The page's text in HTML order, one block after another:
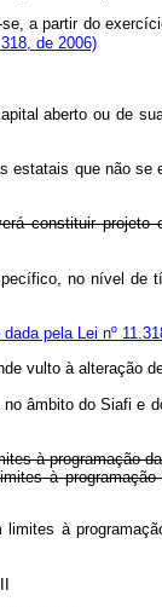
a partir do
de 2006)
aberto ou de
que não
constituir
no nível
dada pela Lei nº
vulto à alteração
âmbito do Siafi e
à programação
à
à